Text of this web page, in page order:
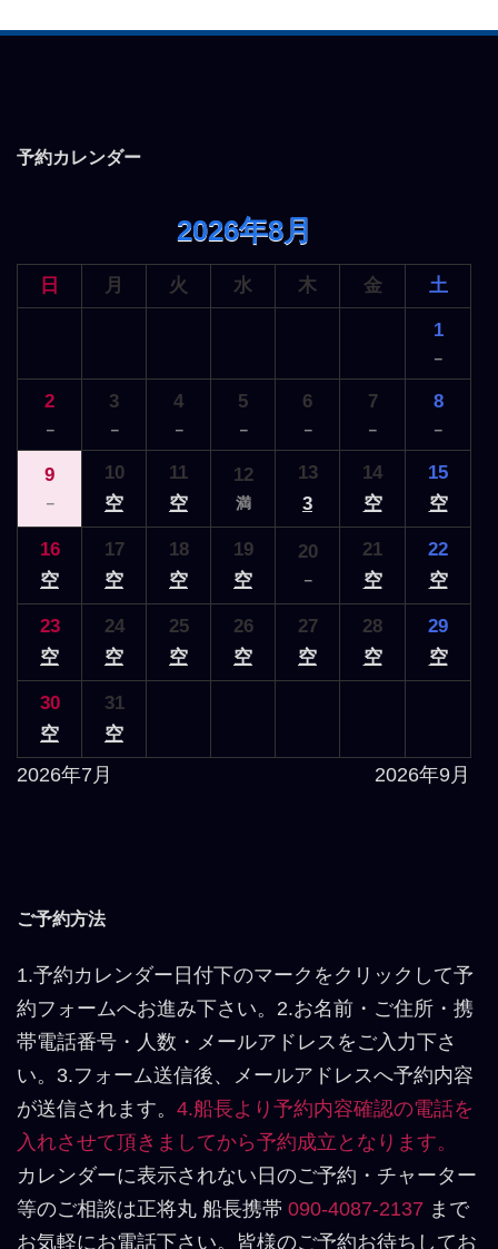
釣
予約カレンダー
2026年8月
日 月 火 水 木 金 土
1
－
2
－
3
－
4
－
5
－
6
－
7
－
8
－
9
－
10
空
11
空
12
満
13
3
14
空
15
空
16
空
17
空
18
空
19
空
20
－
21
空
22
空
23
空
24
空
25
空
26
空
27
空
28
空
29
空
30
空
31
空
2026年7月 2026年9月
ご予約方法
1.予約カレンダー日付下のマークをクリックして予
約フォームへお進み下さい。2.お名前・ご住所・携
帯電話番号・人数・メールアドレスをご入力下さ
い。3.フォーム送信後、メールアドレスへ予約内容
が送信されます。 4.船長より予約内容確認の電話を
入れさせて頂きましてから予約成立となります。
カレンダーに表示されない日のご予約・チャーター
等のご相談は正将丸 船長携帯 090-4087-2137 まで
お気軽にお電話下さい。皆様のご予約お待ちしてお